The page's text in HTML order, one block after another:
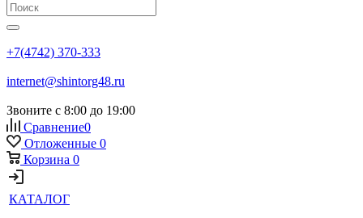
+7(4742) 370-333
internet@shintorg48.ru
Звоните с 8:00 до 19:00
Сравнение0
Отложенные 0
Корзина 0
КАТАЛОГ